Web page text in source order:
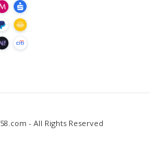
- All Rights Reserved